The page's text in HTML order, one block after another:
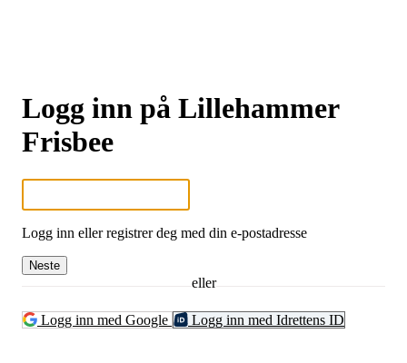
Logg inn på Lillehammer
Frisbee
Logg inn eller registrer deg med din e-postadresse
Neste
eller
Logg inn med Google Logg inn med Idrettens ID